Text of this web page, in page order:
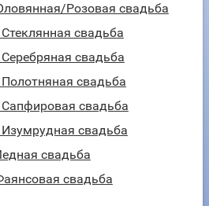
Оловянная/Розовая свадьба
Стеклянная свадьба
Серебряная свадьба
Полотняная свадьба
Сапфировая свадьба
Изумрудная свадьба
свадьба
свадьба